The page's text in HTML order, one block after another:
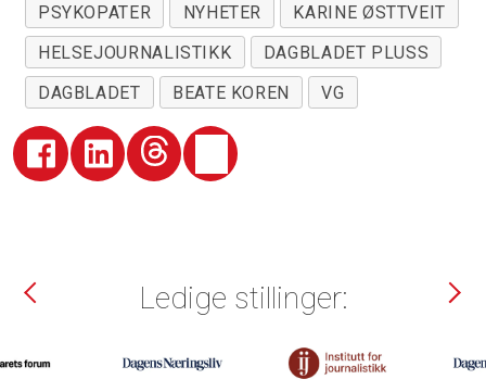
PSYKOPATER
NYHETER
KARINE ØSTTVEIT
HELSEJOURNALISTIKK
DAGBLADET PLUSS
DAGBLADET
BEATE KOREN VG
Ledige stillinger: